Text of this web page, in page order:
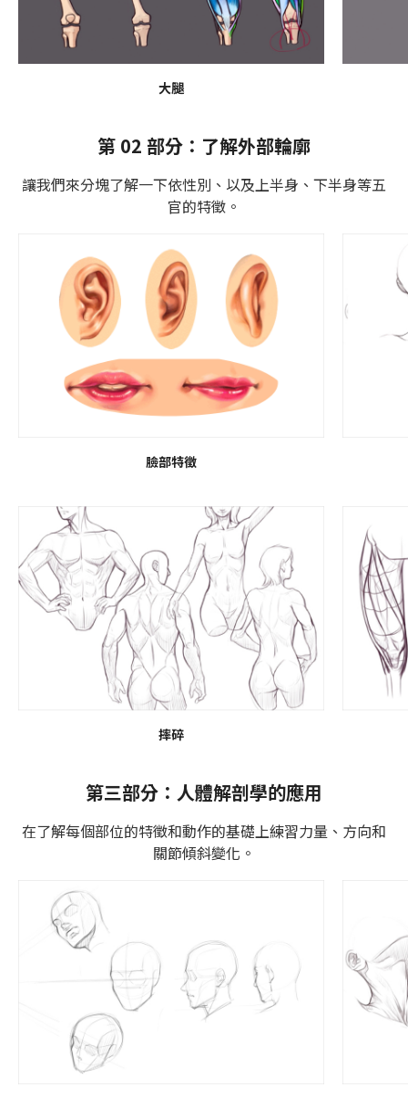
大腿
第 02 部分：了解外部輪廓
讓我們來分塊了解一下依性別、以及上半身、下半身等五
官的特徵。
臉部特徵
摔碎
第三部分：人體解剖學的應用
在了解每個部位的特徵和動作的基礎上練習力量、方向和
關節傾斜變化。